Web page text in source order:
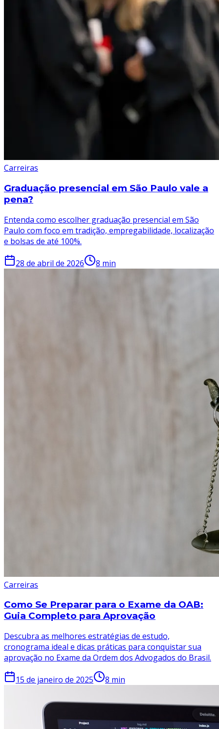
Carreiras
Graduação presencial em São Paulo vale a
pena?
Entenda como escolher graduação presencial em São
Paulo com foco em tradição, empregabilidade, localização
e bolsas de até 100%.
28 de abril de 2026 8 min
Carreiras
Como Se Preparar para o Exame da OAB:
Guia Completo para Aprovação
Descubra as melhores estratégias de estudo,
cronograma ideal e dicas práticas para conquistar sua
aprovação no Exame da Ordem dos Advogados do Brasil.
15 de janeiro de 2025 8 min